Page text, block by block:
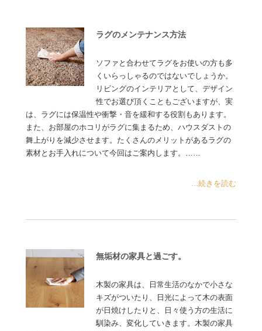
ラグのメンテナンス方法
ソファと合わせてラグをお使いの方も多
くいらっしゃるのではないでしょうか。
リビングのインテリアとして、デザイン
性でお選び頂くこともございますが、実
は、ラグには保温性や衝撃・音を緩和する役割もあります。
また、お部屋のホコリがラグに集まるため、ハウスダストの
舞上がりを減少させます。たくさんのメリットがあるラグの
素材とお手入れについて今回はご案内します。……
...続きを読む
無垢材の家具と過ごす。
木製の家具は、日常生活のなかで小さな
キズがついたり、日光によって木の表面
が日焼けしたりと、日々使う方の生活に
馴染み、変化していきます。木製の家具